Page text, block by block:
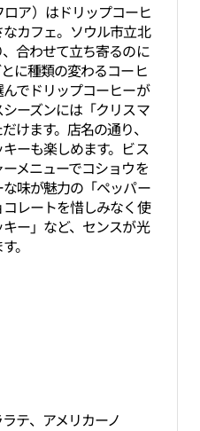
ア）はドリップコーヒ
カフェ。ソウル市立北
合わせて立ち寄るのに
に種類の変わるコーヒ
でドリップコーヒーが
ーズンには「クリスマ
けます。店名の通り、
ーも楽しめます。ビス
メニューでコショウを
味が魅力の「ペッパー
レートを惜しみなく使
ー」など、センスが光
。
テ、アメリカーノ